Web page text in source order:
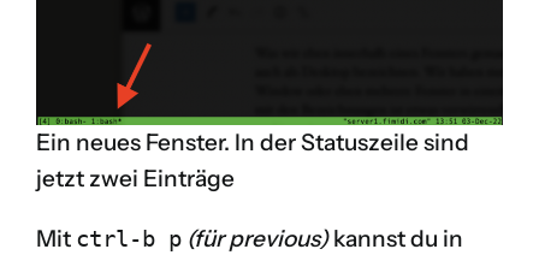
Ein neues Fenster. In der Statuszeile sind
jetzt zwei Einträge
Mit ctrl-b p (für previous)kannst du in